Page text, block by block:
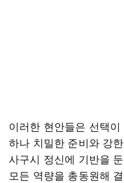
이러한 현안들은 선택
하나 치밀한 준비와 강
사구시 정신에 기반을
모든 역량을 총동원해